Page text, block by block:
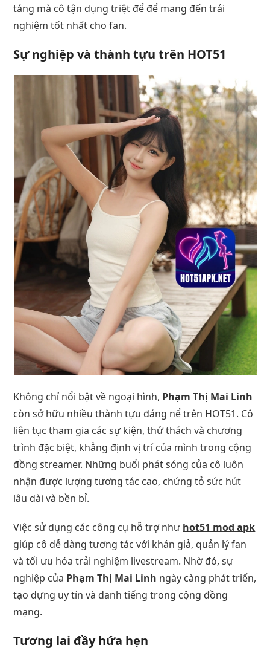
tảng mà cô tận dụng triệt để để mang đến trải
nghiệm tốt nhất cho fan.
Sự nghiệp và thành tựu trên HOT51
Không chỉ nổi bật về ngoại hình, Phạm Thị Mai Linh
còn sở hữu nhiều thành tựu đáng nể trên HOT51. Cô
liên tục tham gia các sự kiện, thử thách và chương
trình đặc biệt, khẳng định vị trí của mình trong cộng
đồng streamer. Những buổi phát sóng của cô luôn
nhận được lượng tương tác cao, chứng tỏ sức hút
lâu dài và bền bỉ.
Việc sử dụng các công cụ hỗ trợ nhưhot51 mod apk
giúp cô dễ dàng tương tác với khán giả, quản lý fan
và tối ưu hóa trải nghiệm livestream. Nhờ đó, sự
nghiệp của Phạm Thị Mai Linh ngày càng phát triển,
tạo dựng uy tín và danh tiếng trong cộng đồng
mạng.
Tương lai đầy hứa hẹn